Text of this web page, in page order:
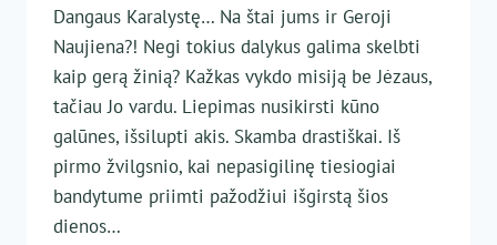
Dangaus Karalystę… Na štai jums ir Geroji
Naujiena?! Negi tokius dalykus galima skelbti
kaip gerą žinią? Kažkas vykdo misiją be Jėzaus,
tačiau Jo vardu. Liepimas nusikirsti kūno
galūnes, išsilupti akis. Skamba drastiškai. Iš
pirmo žvilgsnio, kai nepasigilinę tiesiogiai
bandytume priimti pažodžiui išgirstą šios
dienos…